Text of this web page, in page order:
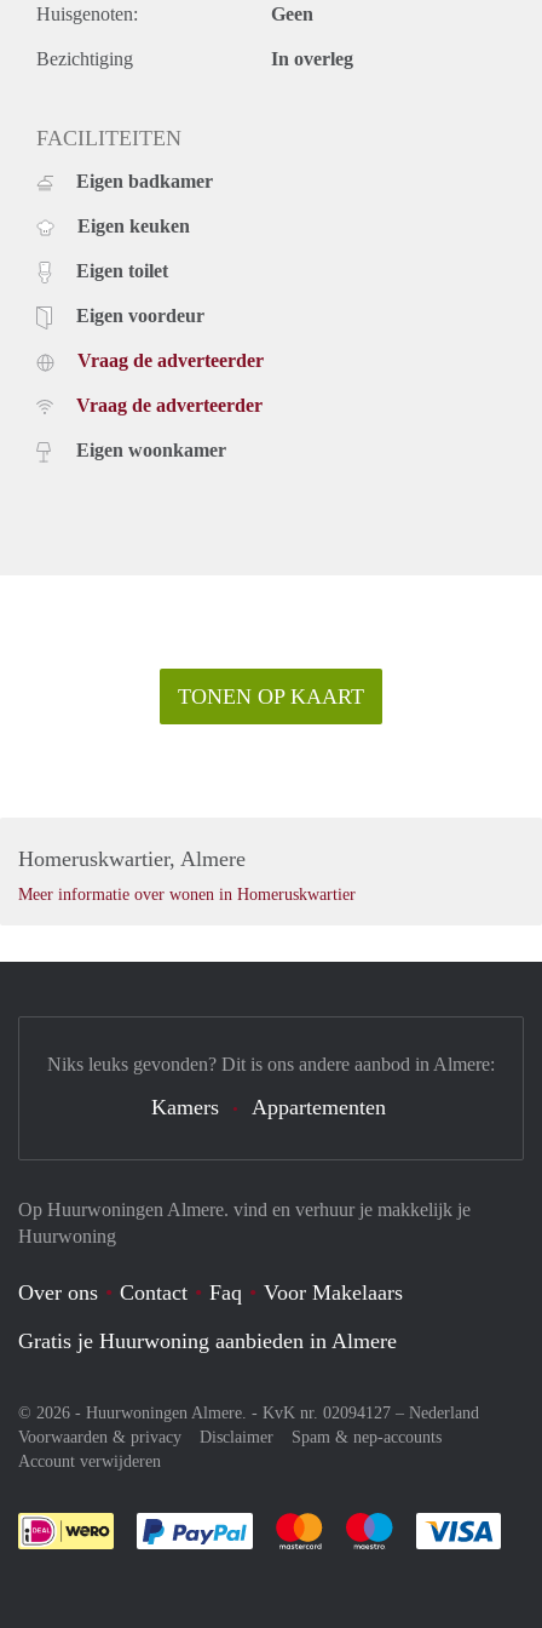
General:
* spacious construction with air conditioning
* Beautiful finish
Huisgenoten: Geen
Bezichtiging In overleg
FACILITEITEN
Eigen badkamer
Eigen keuken
Eigen toilet
Eigen voordeur
Vraag de adverteerder
Vraag de adverteerder
Eigen woonkamer
TONEN OP KAART
Homeruskwartier, Almere
Meer informatie over wonen in Homeruskwartier
Op Huurwoningen Almere. vind en verhuur je makkelijk je
Huurwoning
Over ons Contact Faq
Voor Makelaars
Gratis je Huurwoning aanbieden in Almere
© 2026 - Huurwoningen Almere. - KvK nr. 02094127 – Nederland
Voorwaarden & privacy
Disclaimer
Spam & nep-accounts
Account verwijderen
Je rekent gemakkelijk af met Paypal
Je rekent gemakkelijk af met
Je rekent
Niks leuks gevonden? Dit is ons andere aanbod in Almere:
Kamers Appartementen